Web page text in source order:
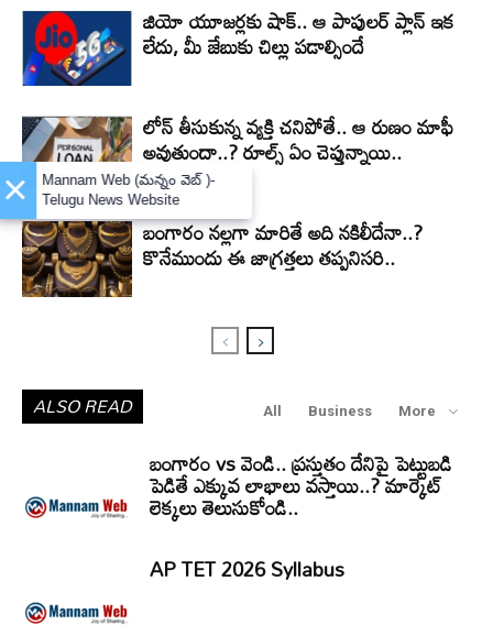
జియో యూజర్లకు షాక్.. ఆ పాపులర్ ప్లాన్ ఇక
లేదు, మీ జేబుకు చిల్లు పడాల్సిందే
లోన్ తీసుకున్న వ్యక్తి చనిపోతే.. ఆ రుణం మాఫీ
అవుతుందా..? రూల్స్ ఏం చెప్తున్నాయి..
బంగారం నల్లగా మారితే అది నకిలీదేనా..?
కొనేముందు ఈ జాగ్రత్తలు తప్పనిసరి..
ALSO READ All Business More
బంగారం vs వెండి.. ప్రస్తుతం దేనిపై పెట్టుబడి
పెడితే ఎక్కువ లాభాలు వస్తాయి..? మార్కెట్
లెక్కలు తెలుసుకోండి..
AP TET 2026 Syllabus
×
Mannam Web (మన్నం వెబ్ )-
Telugu News Website